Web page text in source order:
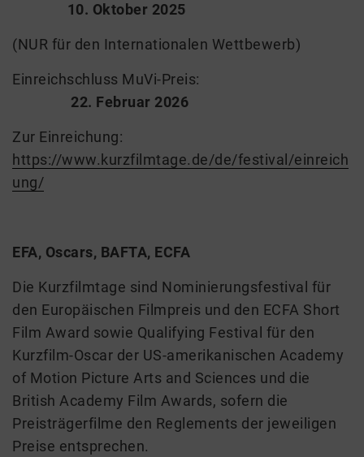
10. Oktober 2025
(NUR für den Internationalen Wettbewerb)
Einreichschluss MuVi-Preis:
22. Februar 2026
Zur Einreichung:
https://www.kurzfilmtage.de/de/festival/einreich
ung/
EFA, Oscars, BAFTA, ECFA
Die Kurzfilmtage sind Nominierungsfestival für
den Europäischen Filmpreis und den ECFA Short
Film Award sowie Qualifying Festival für den
Kurzfilm-Oscar der US-amerikanischen Academy
of Motion Picture Arts and Sciences und die
British Academy Film Awards, sofern die
Preisträgerfilme den Reglements der jeweiligen
Preise entsprechen.